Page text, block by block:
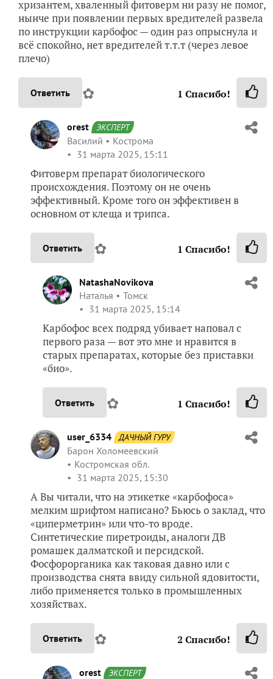
хризантем, хваленный фитоверм ни разу не помог,
нынче при появлении первых вредителей развела
по инструкции карбофос — один раз опрыснула и
всё спокойно, нет вредителей т.т.т (через левое
плечо)
Ответить ✿ 1 Спасибо!
orest ЭКСПЕРТ
Василий
Кострома
31 марта 2025, 15:11
Фитоверм препарат биологического
происхождения. Поэтому он не очень
эффективный. Кроме того он эффективен в
основном от клеща и трипса.
Ответить ✿ 1 Спасибо!
NatashaNovikova
Наталья
Томск
31 марта 2025, 15:14
Карбофос всех подряд убивает наповал с
первого раза — вот это мне и нравится в
старых препаратах, которые без приставки
«био».
Ответить ✿ 1 Спасибо!
user_6334 ДАЧНЫЙ ГУРУ
Барон Холомеевский
Костромская обл.
31 марта 2025, 15:30
А Вы читали, что на этикетке «карбофоса»
мелким шрифтом написано? Бьюсь о заклад, что
«циперметрин» или что-то вроде.
Синтетические пиретроиды, аналоги ДВ
ромашек далматской и персидской.
Фосфорорганика как таковая давно или с
производства снята ввиду сильной ядовитости,
либо применяется только в промышленных
хозяйствах.
Ответить ✿ 2 Спасибо!
orest ЭКСПЕРТ